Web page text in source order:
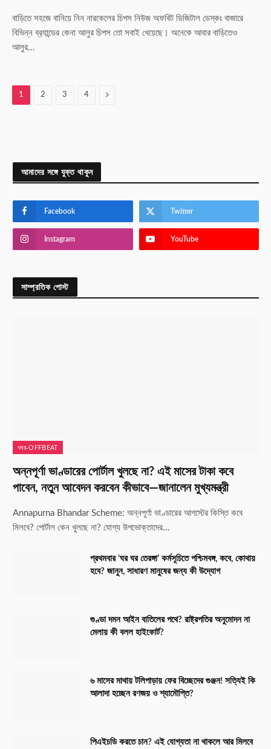
বাড়িতে সহজে বানিয়ে নিন নারকেলের চিপস নিউজ অফবিট ডিজিটাল ডেস্কঃ বাজারে
বিভিন্ন ব্র‍্যান্ডের কেনা আলুর চিপস তো সবাই খেয়েছে। অনেকে আবার বাড়িতেও
আলুর…
1 2 3 4 Next
আমাদের সঙ্গে যুক্ত থাকুন
Facebook Twitter
Instagram YouTube
সাম্প্রতিক পোস্ট
খবর-OFFBEAT
অন্নপূর্ণা ভাণ্ডারের পোর্টাল খুলছে না? এই মাসের টাকা কবে
পাবেন, নতুন আবেদন করবেন কীভাবে—জানালেন মুখ্যমন্ত্রী
Annapurna Bhandar Scheme: অন্নপূর্ণা ভাণ্ডারের আগস্টের কিস্তি কবে
মিলবে? পোর্টাল কেন খুলছে না? যোগ্য উপভোক্তাদের…
প্রথমবার ‘ঘর ঘর তেরঙ্গা’ কর্মসূচিতে পশ্চিমবঙ্গ, কবে, কোথায়
হবে? জানুন, সাধারণ মানুষের জন্য কী উদ্যোগ
গুণ্ডা দমন আইন বাতিলের পথে? রাষ্ট্রপতির অনুমোদন না
মেলায় কী বলল হাইকোর্ট?
৬ মাসের মাথায় টলিপাড়ায় ফের বিচ্ছেদের গুঞ্জন! সত্যিই কি
আলাদা হচ্ছেন রণজয় ও শ্যামৌপ্তি?
পিএইচডি করতে চান? এই যোগ্যতা না থাকলে আর মিলবে